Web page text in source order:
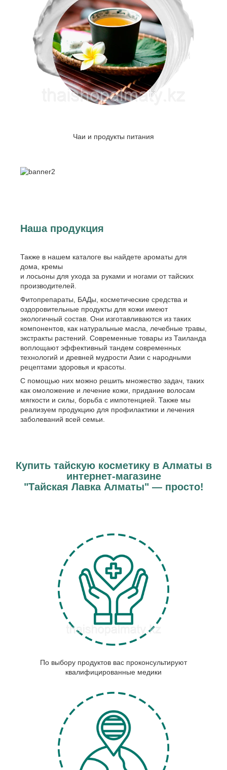
Чаи и продукты питания
Наша продукция
Также в нашем каталоге вы найдете ароматы для
дома, кремы
и лосьоны для ухода за руками и ногами от тайских
производителей.
Фитопрепараты, БАДы, косметические средства и
оздоровительные продукты для кожи имеют
экологичный состав. Они изготавливаются из таких
компонентов, как натуральные масла, лечебные травы,
экстракты растений. Современные товары из Таиланда
воплощают эффективный тандем современных
технологий и древней мудрости Азии с народными
рецептами здоровья и красоты.
С помощью них можно решить множество задач, таких
как омоложение и лечение кожи, придание волосам
мягкости и силы, борьба с импотенцией. Также мы
реализуем продукцию для профилактики и лечения
заболеваний всей семьи.
Купить тайскую косметику в Алматы в
интернет-магазине
"Тайская Лавка Алматы" — просто!
По выбору продуктов вас проконсультируют
квалифицированные медики